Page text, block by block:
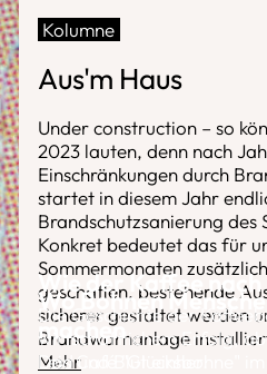
Kolumne
Aus'm Haus
Under construction – so
2023 lauten, denn nach
Einschränkungen durch
startet in diesem Jahr
Brandschutzsanierung des
Konkret bedeutet das für
Sommermonaten
geschaffen, bestehende
sicherer gestaltet werden
Brandwarnanlage
Mehr
Wie der Kaffee
Die Geschichte der
wirtschaftlichem Erfolg,
Leid und Blut einher.
Wo Bohnen
machen
Das Café "Glücksbohne" im